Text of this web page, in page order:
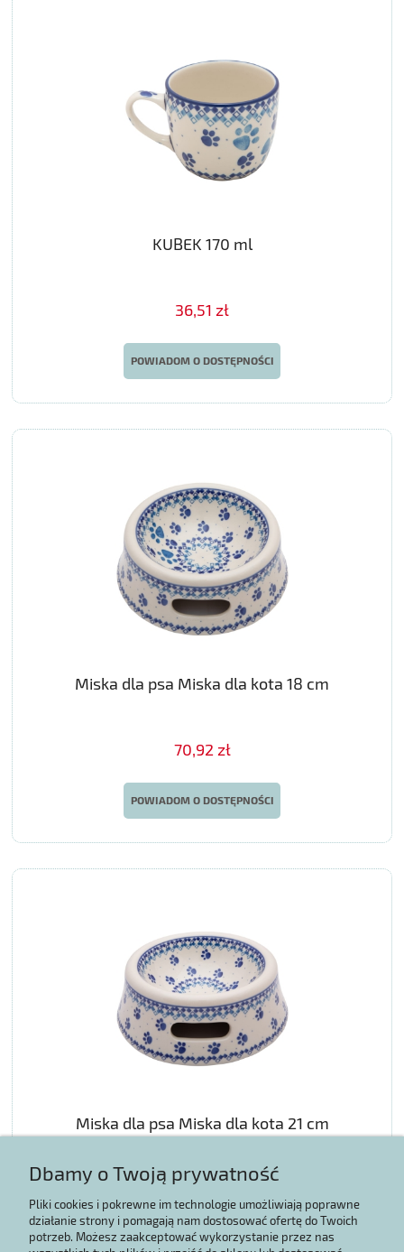
KUBEK 170 ml
36,51 zł
POWIADOM O DOSTĘPNOŚCI
Miska dla psa Miska dla kota 18 cm
70,92 zł
POWIADOM O DOSTĘPNOŚCI
Miska dla psa Miska dla kota 21 cm
102,67 zł
POWIADOM O DOSTĘPNOŚCI
Dbamy o Twoją prywatność
Pliki cookies i pokrewne im technologie umożliwiają poprawne
działanie strony i pomagają nam dostosować ofertę do Twoich
potrzeb. Możesz zaakceptować wykorzystanie przez nas